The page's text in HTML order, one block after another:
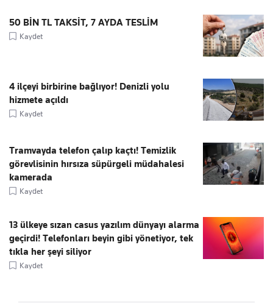
50 BİN TL TAKSİT, 7 AYDA TESLİM
Kaydet
4 ilçeyi birbirine bağlıyor! Denizli yolu
hizmete açıldı
Kaydet
Tramvayda telefon çalıp kaçtı! Temizlik
görevlisinin hırsıza süpürgeli müdahalesi
kamerada
Kaydet
13 ülkeye sızan casus yazılım dünyayı alarma
geçirdi! Telefonları beyin gibi yönetiyor, tek
tıkla her şeyi siliyor
Kaydet